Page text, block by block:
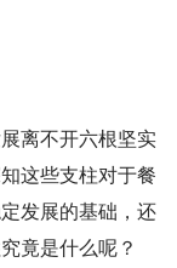
离不开六根坚实
这些支柱对于餐
发展的基础，还
竟是什么呢？